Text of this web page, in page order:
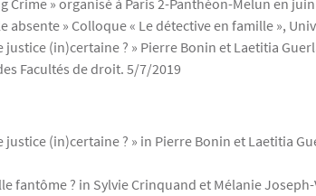
Crime » organisé à Paris 2-Panthéon-Melun en
absente » Colloque « Le détective en famille »,
justice (in)certaine ? » Pierre Bonin et Laetitia
Facultés de droit. 5/7/2019
justice (in)certaine ? » in Pierre Bonin et Laetitia
fantôme ? in Sylvie Crinquand et Mélanie